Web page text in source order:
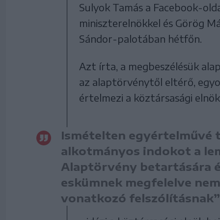
Sulyok Tamás a Facebook-
miniszterelnökkel és Görög
Sándor-palotában hétfőn.
Azt írta, a megbeszélésük
az alaptörvénytől eltérő,
értelmezi a köztársasági
Ismételten egyértelművé
alkotmányos indokot a
Alaptörvény betartására
eskümnek megfelelve
vonatkozó felszólításnak”